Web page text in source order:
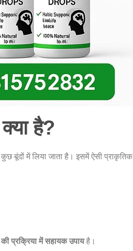
है?
बूंदों में लिया जाता है। इसमें ऐसी प्राकृतिक
प्रक्रिया में सहायक उपायहै।